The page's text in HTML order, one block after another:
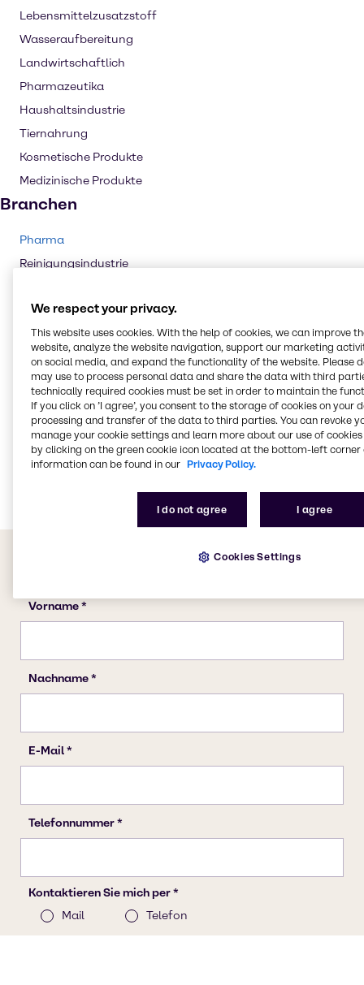
Lebensmittelzusatzstoff
Wasseraufbereitung
Landwirtschaftlich
Pharmazeutika
Haushaltsindustrie
Tiernahrung
Kosmetische Produkte
Medizinische Produkte
Branchen
Pharma
Reinigungsindustrie
Polymere
Kosmetik
Wasseraufbereitung
Lebensmittel
Tierernährung
Landwirtschaft
Schmierstoffe
We respect your privacy.
This website uses cookies. With the help of cookies, we can improve
website, analyze the website navigation, support our marketing
on social media, and expand the functionality of the website. Please
may use to process personal data and share the data with third
technically required cookies must be set in order to maintain the
If you click on ’I agree’, you consent to the storage of cookies on your
processing and transfer of the data to third parties. You can revoke
manage your cookie settings and learn more about our use of cookies
by clicking on the green cookie icon located at the bottom-left corner
information can be found in our Privacy Policy.
I do not agree I agree
Cookies Settings